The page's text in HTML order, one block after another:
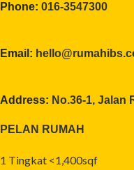
Phone: 016-3547300
Email:
Address: No.36-1, Jalan
PELAN RUMAH
1 Tingkat <1,400sqf